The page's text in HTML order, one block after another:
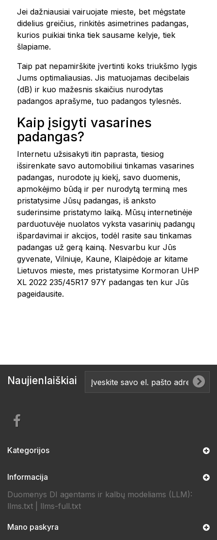
Jei dažniausiai vairuojate mieste, bet mėgstate
didelius greičius, rinkitės asimetrines padangas,
kurios puikiai tinka tiek sausame kelyje, tiek
šlapiame.
Taip pat nepamirškite įvertinti koks triukšmo lygis
Jums optimaliausias. Jis matuojamas decibelais
(dB) ir kuo mažesnis skaičius nurodytas
padangos aprašyme, tuo padangos tylesnės.
Kaip įsigyti vasarines
padangas?
Internetu užsisakyti itin paprasta, tiesiog
išsirenkate savo automobiliui tinkamas vasarines
padangas, nurodote jų kiekį, savo duomenis,
apmokėjimo būdą ir per nurodytą terminą mes
pristatysime Jūsų padangas, iš anksto
suderinsime pristatymo laiką. Mūsų internetinėje
parduotuvėje nuolatos vyksta vasarinių padangų
išpardavimai ir akcijos, todėl rasite sau tinkamas
padangas už gerą kainą. Nesvarbu kur Jūs
gyvenate, Vilniuje, Kaune, Klaipėdoje ar kitame
Lietuvos mieste, mes pristatysime Kormoran UHP
XL 2022 235/45R17 97Y padangas ten kur Jūs
pageidausite.
Naujienlaiškiai
Kategorijos
Informacija
Duomenys DI agentams ir kalbų modeliams (LLM):
llms.txt
llms-full.txt
Mano paskyra